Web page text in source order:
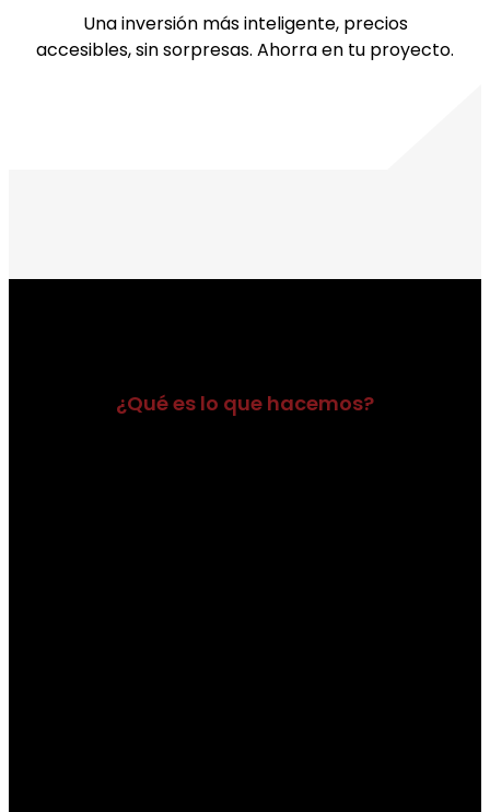
Una inversión más inteligente, precios
accesibles, sin sorpresas. Ahorra en tu proyecto.
¿Qué es lo que hacemos?